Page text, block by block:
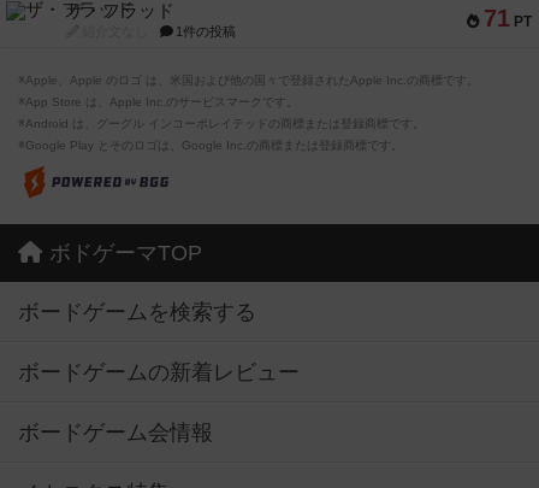
71 PT
ザ・フラッド
1件の投稿
※Apple、Apple のロゴ は、米国および他の国々で登録されたApple Inc.の商標です。
※App Store は、Apple Inc.のサービスマークです。
※Android は、グーグル インコーポレイテッドの商標または登録商標です。
※Google Play とそのロゴは、Google Inc.の商標または登録商標です。
ボドゲーマTOP
ボードゲームを検索する
ボードゲームの新着レビュー
ボードゲーム会情報